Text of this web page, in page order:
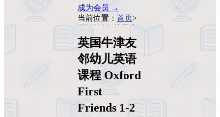
成为会员 →
当前位置： 首页>
原版教材
英国牛
津友邻幼儿英语课
程 Oxford First
Friends 1-2 学生书
+教师书+活动课教
材
英国牛津友
邻幼儿英语
课程 Oxford
First
Friends 1-2